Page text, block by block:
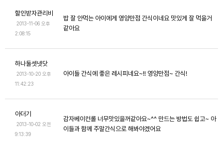
할인받자관리비
2013-11-06 오후
2:08:15
밥 잘 안먹는 아이에게 영양만점 간식이네요 맛있게 잘 먹을거
같아요
하나둘셋넷닷
2013-10-20 오후
11:42:23
아이들 간식에 좋은 레시피네요~!! 영양만점~ 간식!
아더기
2013-10-02 오전
9:13:39
감자베이컨롤 너무맛있을꺼같아요~^^ 만드는 방법도 쉽고~ 아
이들과 함께 주말간식으로 해봐야겠어요